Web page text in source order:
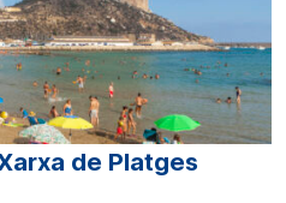
de Platges